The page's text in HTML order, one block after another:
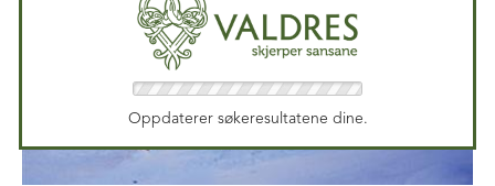
Oppdaterer søkeresultatene dine.